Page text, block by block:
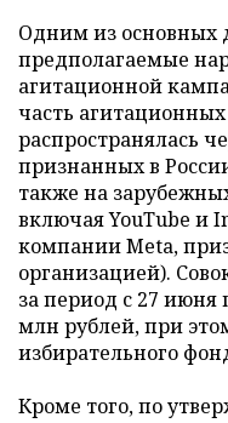
Одним из основных
предполагаемые
агитационной
часть
распространялась
признанных в
также на
включая YouTube и
компании Meta,
организацией).
за период с 27 июня
млн рублей, при
избирательного
Кроме того, по